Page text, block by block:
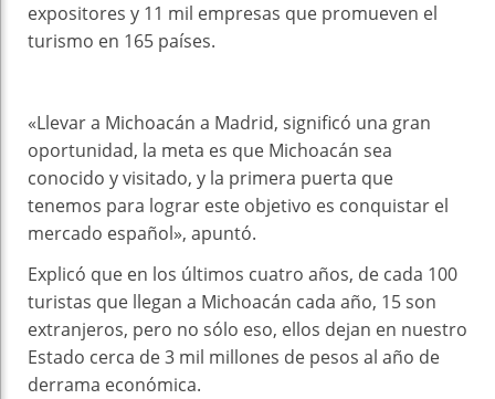
expositores y 11 mil empresas que promueven el
turismo en 165 países.
«Llevar a Michoacán a Madrid, significó una gran
oportunidad, la meta es que Michoacán sea
conocido y visitado, y la primera puerta que
tenemos para lograr este objetivo es conquistar el
mercado español», apuntó.
Explicó que en los últimos cuatro años, de cada 100
turistas que llegan a Michoacán cada año, 15 son
extranjeros, pero no sólo eso, ellos dejan en nuestro
Estado cerca de 3 mil millones de pesos al año de
derrama económica.